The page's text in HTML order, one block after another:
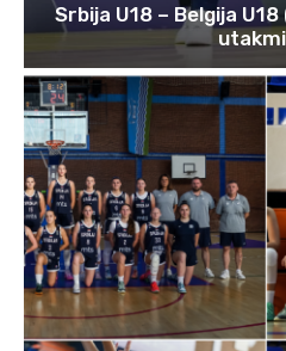
Srbija U18 – Belgija